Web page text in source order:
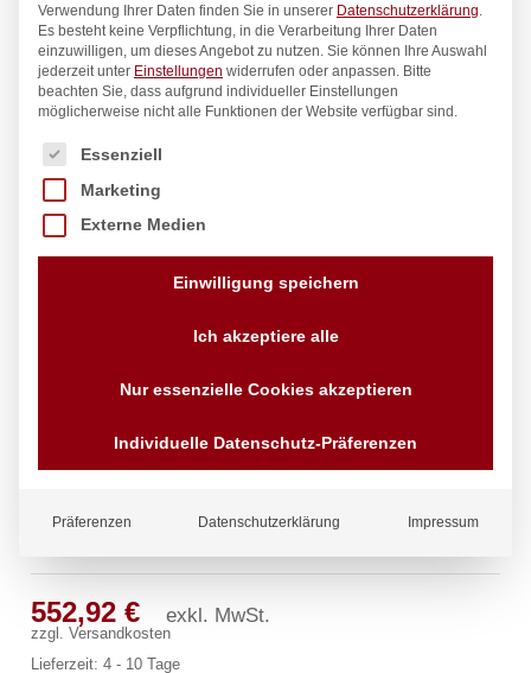
exip Spültischbatterie 1/2″ ND
552,92€ exkl. MwSt.
zzgl.Versandkosten
Lieferzeit:4 - 10 Tage
Verwendung Ihrer Daten finden Sie in unserer Datenschutzerklärung.
Es besteht keine Verpflichtung, in die Verarbeitung Ihrer Daten
einzuwilligen, um dieses Angebot zu nutzen. Sie können Ihre Auswahl
jederzeit unter Einstellungen widerrufen oder anpassen. Bitte
beachten Sie, dass aufgrund individueller Einstellungen
möglicherweise nicht alle Funktionen der Website verfügbar sind.
Es folgt eine Liste der Service-Gruppen, für die eine
Essenziell
Marketing
Externe Medien
Einwilligung speichern
Ich akzeptiere alle
Nur essenzielle Cookies akzeptieren
Individuelle Datenschutz-Präferenzen
Präferenzen Datenschutzerklärung Impressum